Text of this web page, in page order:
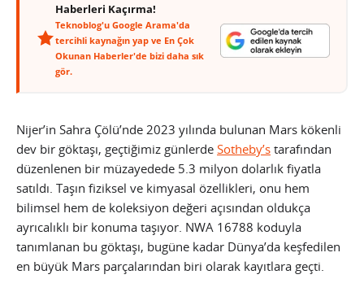
Haberleri Kaçırma!
Teknoblog'u Google Arama'da
tercihli kaynağın yap ve En Çok
Okunan Haberler'de bizi daha sık
gör.
Nijer’in Sahra Çölü’nde 2023 yılında bulunan Mars kökenli
dev bir göktaşı, geçtiğimiz günlerde Sotheby’s tarafından
düzenlenen bir müzayedede 5.3 milyon dolarlık fiyatla
satıldı. Taşın fiziksel ve kimyasal özellikleri, onu hem
bilimsel hem de koleksiyon değeri açısından oldukça
ayrıcalıklı bir konuma taşıyor. NWA 16788 koduyla
tanımlanan bu göktaşı, bugüne kadar Dünya’da keşfedilen
en büyük Mars parçalarından biri olarak kayıtlara geçti.